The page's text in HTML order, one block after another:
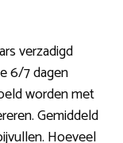
verzadigd
6/7 dagen
worden met
Gemiddeld
Hoeveel